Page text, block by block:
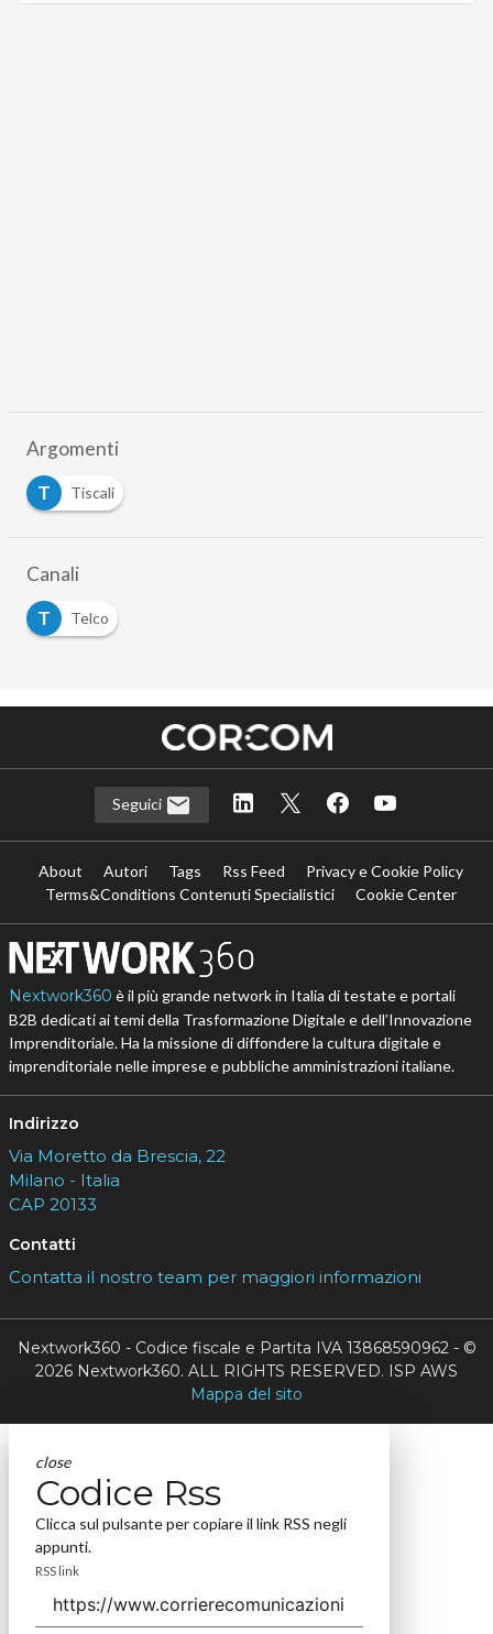
Argomenti
T
Tiscali
Canali
T
Telco
Seguici
About Autori Tags Rss Feed
Privacy e Cookie Policy
Terms&Conditions Contenuti Specialistici
Cookie Center
Nextwork360 è il più grande network in Italia di testate e portali
B2B dedicati ai temi della Trasformazione Digitale e dell’Innovazione
Imprenditoriale. Ha la missione di diffondere la cultura digitale e
imprenditoriale nelle imprese e pubbliche amministrazioni italiane.
Indirizzo
Via Moretto da Brescia, 22
Milano - Italia
CAP 20133
Contatti
Contatta il nostro team per maggiori informazioni
Nextwork360 - Codice fiscale e Partita IVA 13868590962 - ©
2026 Nextwork360. ALL RIGHTS RESERVED. ISP AWS
Mappa del sito
close
Codice Rss
Clicca sul pulsante per copiare il link RSS negli
appunti.
RSS link